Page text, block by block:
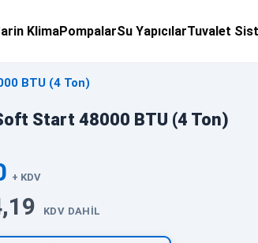
KlimaPompalarSu YapıcılarTuvalet
BTU (4 Ton)
Start 48000 BTU (4 Ton)
+ KDV
KDV DAHIL